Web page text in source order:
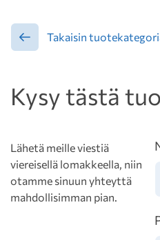
Takaisin
Kysy tästä
Lähetä meille viestiä
viereisellä lomakkeella, niin
otamme sinuun yhteyttä
mahdollisimman pian.